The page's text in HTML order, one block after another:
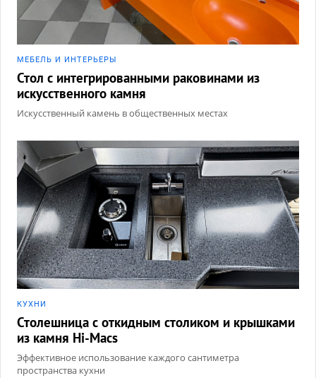
МЕБЕЛЬ И ИНТЕРЬЕРЫ
Стол с интегрированными раковинами из
искусственного камня
Искусственный камень в общественных местах
КУХНИ
Столешница с откидным столиком и крышками
из камня Hi-Macs
Эффективное использование каждого сантиметра
пространства кухни